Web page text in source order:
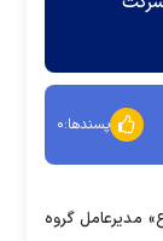
پسندها:۰
مدیرعامل گروه